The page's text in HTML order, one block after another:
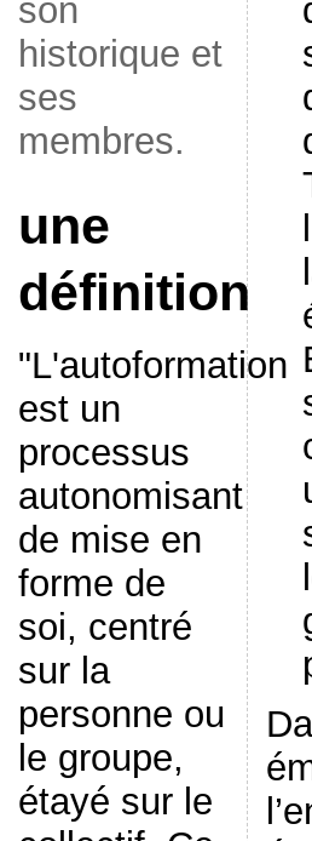
son
historique et
ses
membres.
une
définition
"L'autoformation
est un
processus
autonomisant
de mise en
forme de
soi, centré
sur la
personne ou
le groupe,
étayé sur le